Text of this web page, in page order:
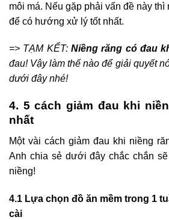
môi má. Nếu gặp phải vấn đề này
để có hướng xử lý tốt nhất.
=> TẠM KẾT: Niềng răng có đau
đau! Vậy làm thế nào để giải quyết
dưới đây nhé!
4. 5 cách giảm đau khi
nhất
Một vài cách giảm đau khi niềng
Anh chia sẻ dưới đây chắc chắn
niềng!
4.1 Lựa chọn đồ ăn mềm trong 1
cài